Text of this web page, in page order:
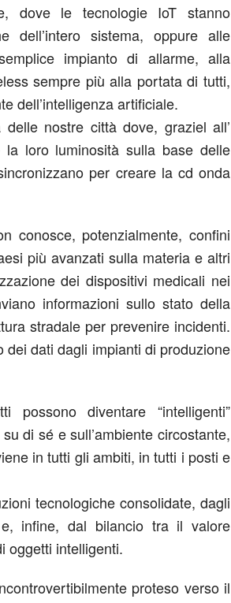
dove le tecnologie IoT stanno
dell’intero sistema, oppure alle
impianto di allarme, alla
sempre più alla portata di tutti,
dell’intelligenza artificiale.
delle nostre città dove, graziel all’
loro luminosità sulla base delle
per creare la cd onda
conosce, potenzialmente, confini
più avanzati sulla materia e altri
dei dispositivi medicali nei
informazioni sullo stato della
stradale per prevenire incidenti.
dei dati dagli impianti di produzione
diventare “intelligenti”
di sé e sull’ambiente circostante,
in tutti gli ambiti, in tutti i posti e
tecnologiche consolidate, dagli
infine, dal bilancio tra il valore
oggetti intelligenti.
proteso verso il